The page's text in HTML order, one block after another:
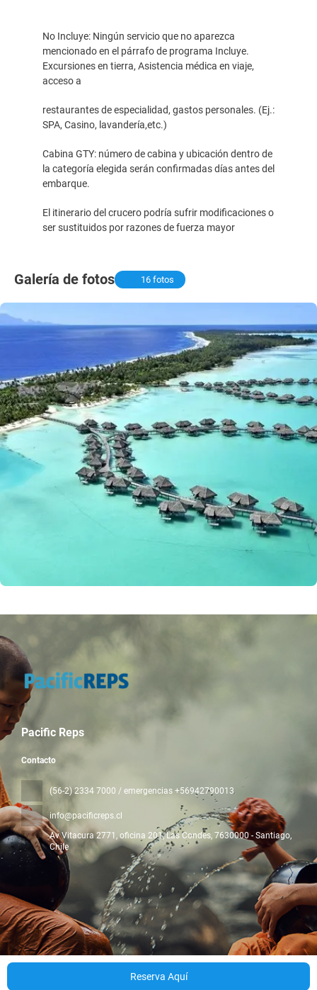
Reserva Aquí
No Incluye: Ningún servicio que no aparezca
mencionado en el párrafo de programa Incluye.
Excursiones en tierra, Asistencia médica en viaje,
acceso a
restaurantes de especialidad, gastos personales. (Ej.:
SPA, Casino, lavandería,etc.)
Cabina GTY: número de cabina y ubicación dentro de
la categoría elegida serán confirmadas días antes del
embarque.
El itinerario del crucero podría sufrir modificaciones o
ser sustituidos por razones de fuerza mayor
Galería de fotos 16 fotos
Pacific Reps
Contacto
(56-2) 2334 7000 / emergencias +56942790013
info@pacificreps.cl
Av Vitacura 2771, oficina 201, Las Condes , 7630000 - Santiago,
Chile